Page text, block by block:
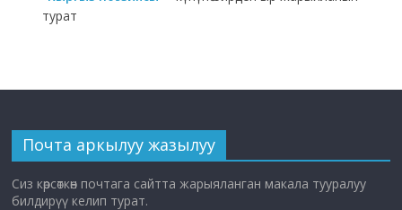
турат
Почта аркылуу жазылуу
Сиз көрсөткөн почтага сайтта жарыяланган макала тууралуу
билдирүү келип турат.